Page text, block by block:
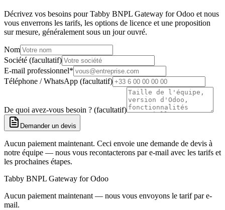
Décrivez vos besoins pour Tabby BNPL Gateway for Odoo et nous
vous enverrons les tarifs, les options de licence et une proposition
sur mesure, généralement sous un jour ouvré.
Nom
Société (facultatif)
E-mail professionnel*
Téléphone / WhatsApp (facultatif)
De quoi avez-vous besoin ? (facultatif)
Demander un devis
Aucun paiement maintenant. Ceci envoie une demande de devis à
notre équipe — nous vous recontacterons par e-mail avec les tarifs et
les prochaines étapes.
Tabby BNPL Gateway for Odoo
Aucun paiement maintenant — nous vous envoyons le tarif par e-
mail.